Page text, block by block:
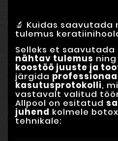
🔬 Kuidas saavutada
tulemus
Selleks et saavutada
nähtav tulemus
koostöö juuste ja
järgida
kasutusprotokolli,
vastavalt valitud
Allpool on esitatud
juhend kolmele
tehnikale: